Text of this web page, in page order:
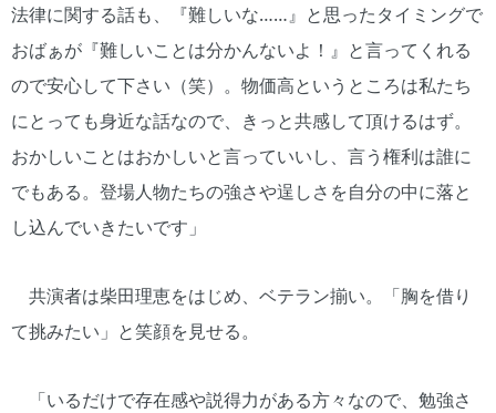
法律に関する話も、『難しいな……』と思ったタイミングで
おばぁが『難しいことは分かんないよ！』と言ってくれる
ので安心して下さい（笑）。物価高というところは私たち
にとっても身近な話なので、きっと共感して頂けるはず。
おかしいことはおかしいと言っていいし、言う権利は誰に
でもある。登場人物たちの強さや逞しさを自分の中に落と
し込んでいきたいです」
共演者は柴田理恵をはじめ、ベテラン揃い。「胸を借り
て挑みたい」と笑顔を見せる。
「いるだけで存在感や説得力がある方々なので、勉強さ